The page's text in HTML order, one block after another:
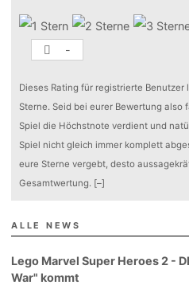
-
Dieses Rating für registrierte
Sterne. Seid bei eurer Bewertung also
Spiel die Höchstnote verdient und
Spiel nicht gleich immer komplett
eure Sterne vergebt, desto
Gesamtwertung. [–]
ALLE NEWS
Lego Marvel Super Heroes 2 -
War" kommt